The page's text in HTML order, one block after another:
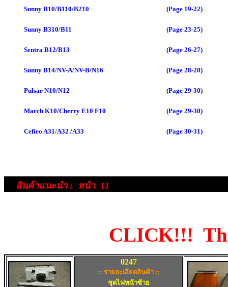
Sunny B10/B110/B210 (Page 19-22)
Sunny B310/B11 (Page 23-25)
Sentra B12/B13 (Page 26-27)
Sunny B14/NV-A/NV-B/N16 (Page 28-28)
Pulsar N10/N12 (Page 29-30)
March K10/Cherry E10 F10 (Page 29-30)
Cefiro A31/A32 /A33 (Page 30-31)
สินค้าแนะนำ : หน้า 11
CLICK!!!
0247
:: รายละเอียดสินค้า ::
ชุดไฟหน้าซ้าย